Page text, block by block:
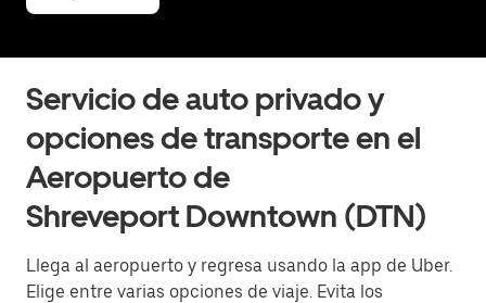
Servicio de auto privado y
opciones de transporte en el
Aeropuerto de
Shreveport Downtown (DTN)
Llega al aeropuerto y regresa usando la app de Uber.
Elige entre varias opciones de viaje. Evita los